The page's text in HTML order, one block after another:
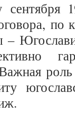
роль